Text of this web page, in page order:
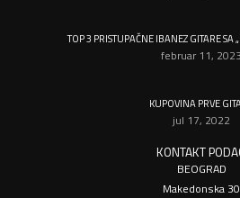
TOP 3 PRISTUPAČNE IBANEZ GITARE
februar 11, 2023
KUPOVINA PRVE
jul 17, 2022
KONTAKT
BEOGRAD
Makedonska 30